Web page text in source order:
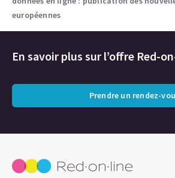
européennes
En savoir plus sur l’offre Red-
Prendre un rendez-